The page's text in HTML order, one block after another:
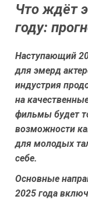
Что ждёт
году:
Наступающий
для эмерд
индустрия
на
фильмы будет
возможности
для молодых
себе.
Основные
2025 года